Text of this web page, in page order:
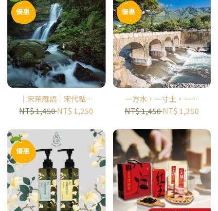
優惠
｜宋茶雁語｜宋代點茶
遇見紅茶原鄉半日小旅
行｜ 大雁休閒農業區
NT$ 1,450NT$ 1,250
優惠
一方水，一寸土，一隻
陪米長大的小黃鴨｜米
的一生半日小旅行｜糯
米橋休閒農業區
NT$ 1,450NT$ 1,250
優惠